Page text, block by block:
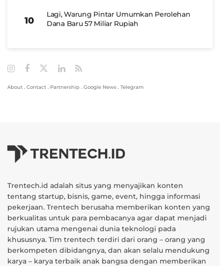
Lagi, Warung Pintar Umumkan Perolehan
Dana Baru 57 Miliar Rupiah
About . Contact . Partnership . Google News . Telegram
Trentech.id adalah situs yang menyajikan konten
tentang startup, bisnis, game, event, hingga informasi
pekerjaan. Trentech berusaha memberikan konten yang
berkualitas untuk para pembacanya agar dapat menjadi
rujukan utama mengenai dunia teknologi pada
khususnya. Tim trentech terdiri dari orang – orang yang
berkompeten dibidangnya, dan akan selalu mendukung
karya – karya terbaik anak bangsa dengan memberikan